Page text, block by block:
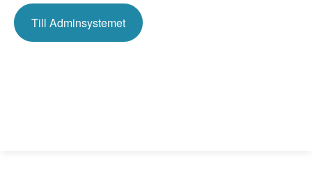
Till Adminsystemet